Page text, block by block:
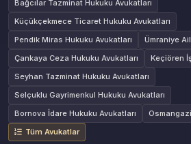
Bağcılar Tazminat Hukuku Avukatları
Küçükçekmece Ticaret Hukuku Avukatları
Pendik Miras Hukuku Avukatları
Ümraniye
Çankaya Ceza Hukuku Avukatları
Keçiören
Seyhan Tazminat Hukuku Avukatları
Selçuklu Gayrimenkul Hukuku Avukatları
Bornova İdare Hukuku Avukatları
Tüm Avukatlar